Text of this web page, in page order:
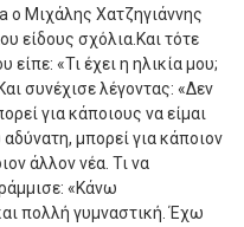
ο Μιχάλης Χατζηγιάννης
είδους σχόλια.Και τότε
είπε: «Τι έχει η ηλικία μου;
συνέχισε λέγοντας: «Δεν
για κάποιους να είμαι
μπορεί για κάποιον
άλλον νέα. Τι να
«Κάνω
πολλή γυμναστική. Έχω